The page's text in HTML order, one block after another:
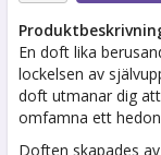
En doft lika
lockelsen av
doft utmanar dig
omfamna ett
Doften skapades